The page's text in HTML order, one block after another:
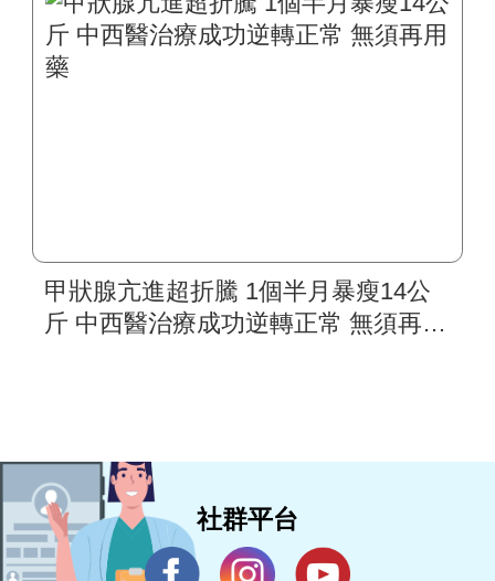
甲狀腺亢進超折騰 1個半月暴瘦14公
斤 中西醫治療成功逆轉正常 無須再用
社群平台